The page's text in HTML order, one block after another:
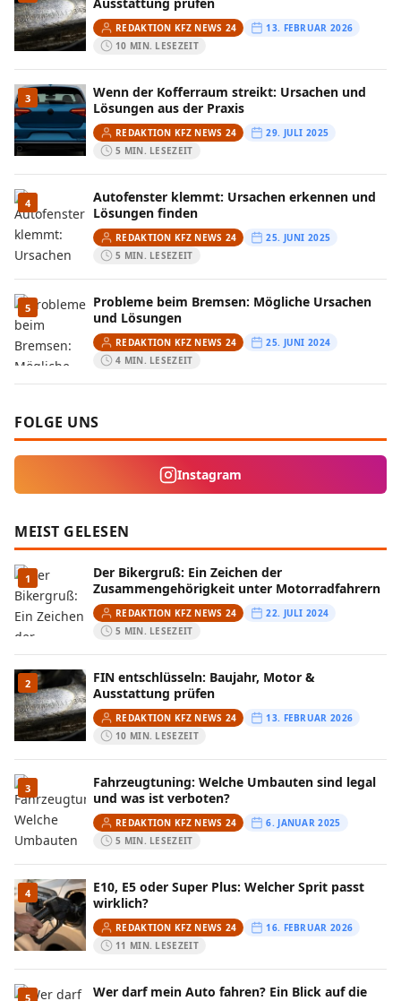
REDAKTION KFZ NEWS 24
13. FEBRUAR 2026
10 MIN. LESEZEIT
3
Wenn der Kofferraum streikt: Ursachen und
Lösungen aus der Praxis
REDAKTION KFZ NEWS 24
29. JULI 2025
5 MIN. LESEZEIT
4
Autofenster klemmt: Ursachen erkennen und
Lösungen finden
REDAKTION KFZ NEWS 24
25. JUNI 2025
5 MIN. LESEZEIT
5
Probleme beim Bremsen: Mögliche Ursachen
und Lösungen
REDAKTION KFZ NEWS 24
25. JUNI 2024
4 MIN. LESEZEIT
FOLGE UNS
Instagram
MEIST GELESEN
1
Der Bikergruß: Ein Zeichen der
Zusammengehörigkeit unter Motorradfahrern
REDAKTION KFZ NEWS 24
22. JULI 2024
5 MIN. LESEZEIT
2
FIN entschlüsseln: Baujahr, Motor &
Ausstattung prüfen
REDAKTION KFZ NEWS 24
13. FEBRUAR 2026
10 MIN. LESEZEIT
3
Fahrzeugtuning: Welche Umbauten sind legal
und was ist verboten?
REDAKTION KFZ NEWS 24
6. JANUAR 2025
5 MIN. LESEZEIT
4
E10, E5 oder Super Plus: Welcher Sprit passt
wirklich?
REDAKTION KFZ NEWS 24
16. FEBRUAR 2026
11 MIN. LESEZEIT
5
Wer darf mein Auto fahren? Ein Blick auf die